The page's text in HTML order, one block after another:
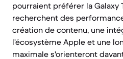
pourraient préférer la Galaxy
recherchent des
création de contenu, une
l'écosystème Apple et une
maximale s'orienteront